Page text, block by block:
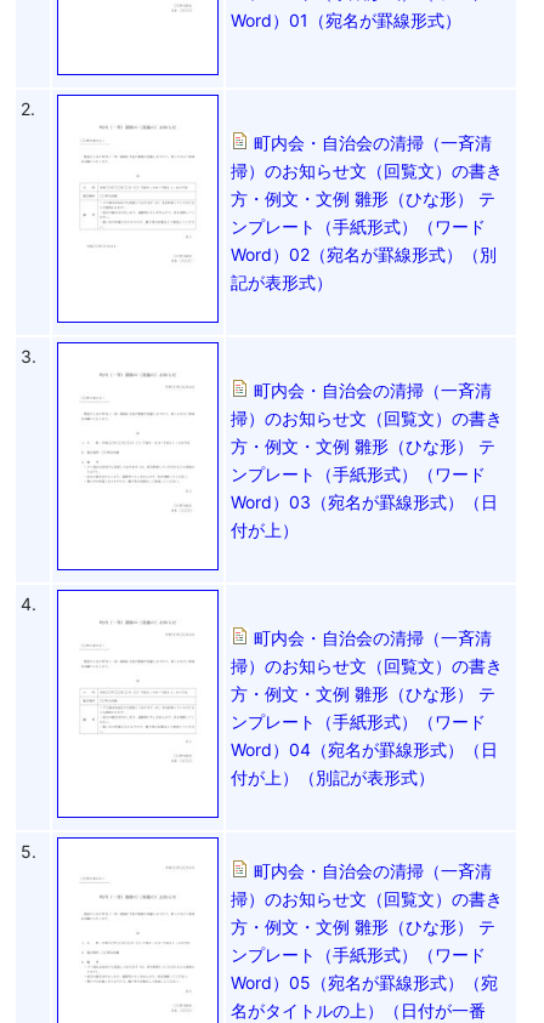
Word）01（宛名が罫線形式）
2.
町内会・自治会の清掃（一斉清
掃）のお知らせ文（回覧文）の書き
方・例文・文例 雛形（ひな形） テ
ンプレート（手紙形式）（ワード
Word）02（宛名が罫線形式）（別
記が表形式）
3.
町内会・自治会の清掃（一斉清
掃）のお知らせ文（回覧文）の書き
方・例文・文例 雛形（ひな形） テ
ンプレート（手紙形式）（ワード
Word）03（宛名が罫線形式）（日
付が上）
4.
町内会・自治会の清掃（一斉清
掃）のお知らせ文（回覧文）の書き
方・例文・文例 雛形（ひな形） テ
ンプレート（手紙形式）（ワード
Word）04（宛名が罫線形式）（日
付が上）（別記が表形式）
5.
町内会・自治会の清掃（一斉清
掃）のお知らせ文（回覧文）の書き
方・例文・文例 雛形（ひな形） テ
ンプレート（手紙形式）（ワード
Word）05（宛名が罫線形式）（宛
名がタイトルの上）（日付が一番